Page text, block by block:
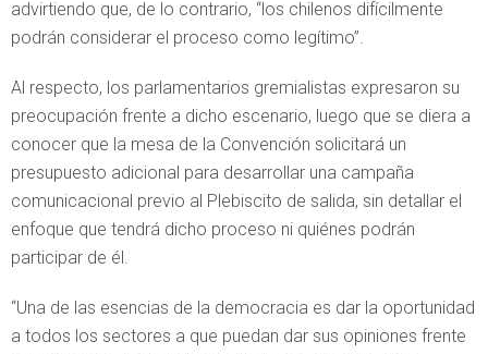
advirtiendo que, de lo contrario, “los chilenos difícilmente
podrán considerar el proceso como legítimo”.
Al respecto, los parlamentarios gremialistas expresaron su
preocupación frente a dicho escenario, luego que se diera a
conocer que la mesa de la Convención solicitará un
presupuesto adicional para desarrollar una campaña
comunicacional previo al Plebiscito de salida, sin detallar el
enfoque que tendrá dicho proceso ni quiénes podrán
participar de él.
“Una de las esencias de la democracia es dar la oportunidad
a todos los sectores a que puedan dar sus opiniones frente